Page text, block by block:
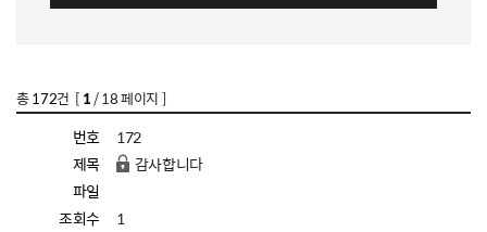
총172건 [ 1/ 18 페이지 ]
번호
172
제목
감사합니다
파일
조회수
1